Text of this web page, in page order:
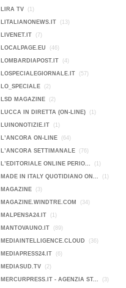
LIRA TV (1)
LITALIANONEWS.IT (13)
LIVENET.IT (7)
LOCALPAGE.EU (46)
LOMBARDIAPOST.IT (4)
LOSPECIALEGIORNALE.IT (57)
LO_SPECIALE (2)
LSD MAGAZINE (2)
LUCCA IN DIRETTA (ON-LINE) (1)
LUINONOTIZIE.IT (1)
L’ANCORA ON-LINE (64)
L’ANCORA SETTIMANALE (76)
L’EDITORIALE ONLINE PERIO... (1)
MADE IN ITALY QUOTIDIANO ON... (1)
MAGAZINE (3)
MAGAZINE.WINDTRE.COM (34)
MALPENSA24.IT (1)
MANTOVAUNO.IT (89)
MEDIAINTELLIGENCE.CLOUD (36)
MEDIAPRESS24.IT (6)
MEDIASUD.TV (2)
MERCURPRESS.IT - AGENZIA ST... (3)